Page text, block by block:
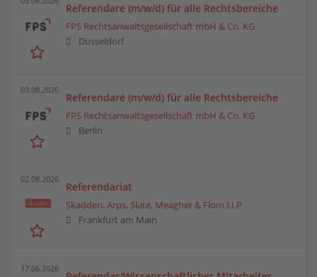
Referendare (m/w/d) für alle Rechtsbereiche
FPS Rechtsanwaltsgesellschaft mbH & Co. KG
Düsseldorf
03.08.2026
Referendare (m/w/d) für alle Rechtsbereiche
FPS Rechtsanwaltsgesellschaft mbH & Co. KG
Berlin
02.08.2026
Referendariat
Skadden, Arps, Slate, Meagher & Flom LLP
Frankfurt am Main
17.06.2026